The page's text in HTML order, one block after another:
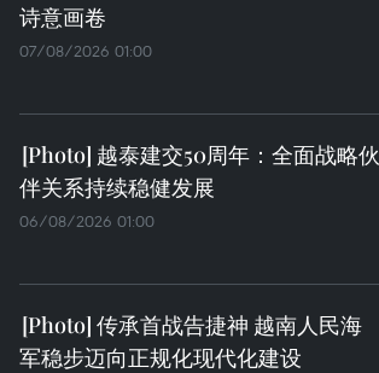
诗意画卷
07/08/2026 01:00
越泰建交50周年：全面战略伙
伴关系持续稳健发展
06/08/2026 01:00
传承首战告捷神 越南人民海
军稳步迈向正规化现代化建设